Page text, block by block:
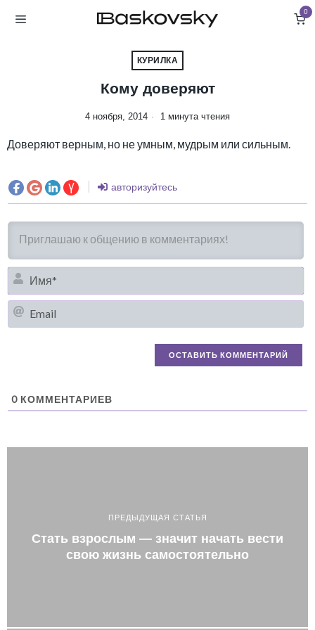
0
КУРИЛКА
Кому доверяют
4 ноября, 2014 1 минута чтения
Доверяют верным, но не умным, мудрым или сильным.
авторизуйтесь
0 КОММЕНТАРИЕВ
ПРЕДЫДУЩАЯ СТАТЬЯ
Стать взрослым — значит начать вести
свою жизнь самостоятельно